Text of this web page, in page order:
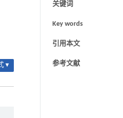
▾
关键词
Key words
引用本文
参考文献